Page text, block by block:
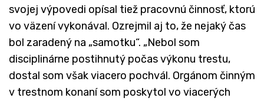
svojej výpovedi opísal tiež pracovnú činnosť, ktorú
vo väzení vykonával. Ozrejmil aj to, že nejaký čas
bol zaradený na „samotku“. „Nebol som
disciplinárne postihnutý počas výkonu trestu,
dostal som však viacero pochvál. Orgánom činným
v trestnom konaní som poskytol vo viacerých